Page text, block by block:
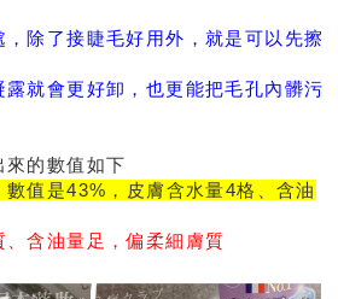
，除了接睫毛好用外，就是可以先擦
就會更好卸，也更能把毛孔內髒污
來的數值如下
值是43%，皮膚含水量4格、含油
含油量足，偏柔細膚質